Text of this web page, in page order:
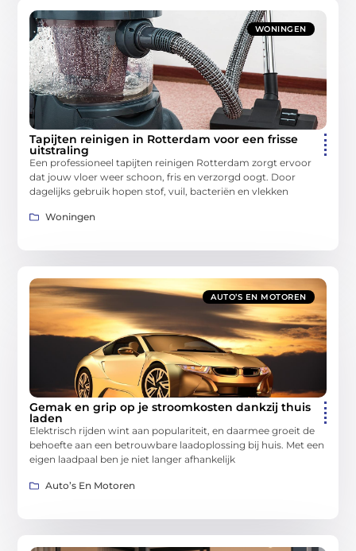
WONINGEN
Tapijten reinigen in Rotterdam voor een frisse
uitstraling
Een professioneel tapijten reinigen Rotterdam zorgt ervoor
dat jouw vloer weer schoon, fris en verzorgd oogt. Door
dagelijks gebruik hopen stof, vuil, bacteriën en vlekken
Woningen
AUTO’S EN MOTOREN
Gemak en grip op je stroomkosten dankzij thuis
laden
Elektrisch rijden wint aan populariteit, en daarmee groeit de
behoefte aan een betrouwbare laadoplossing bij huis. Met een
eigen laadpaal ben je niet langer afhankelijk
Auto’s En Motoren